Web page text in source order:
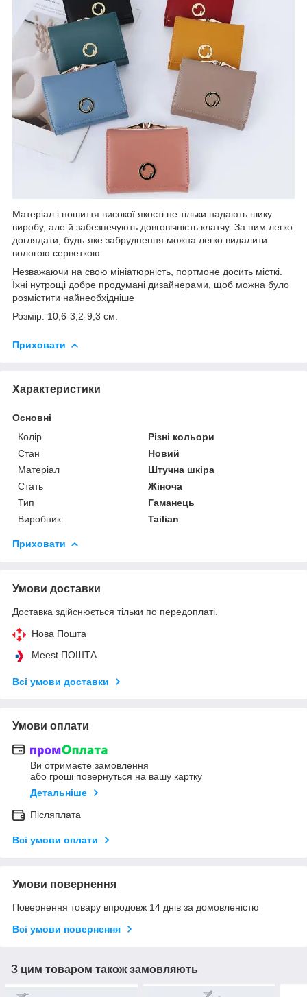
Матеріал і пошиття високої якості не тільки надають шику
виробу, але й забезпечують довговічність клатчу. За ним легко
доглядати, будь-яке забруднення можна легко видалити
вологою серветкою.
Незважаючи на свою мініатюрність, портмоне досить місткі.
Їхні нутрощі добре продумані дизайнерами, щоб можна було
розмістити найнеобхідніше
Розмір: 10,6-3,2-9,3 см.
Приховати
Характеристики
Основні
Колір
Різні кольори
Стан
Новий
Матеріал
Штучна шкіра
Стать
Жіноча
Тип
Гаманець
Виробник
Tailian
Приховати
Умови доставки
Доставка здійснюється тільки по передоплаті.
Нова Пошта
Meest ПОШТА
Всі умови доставки
Умови оплати
Ви отримаєте замовлення
або гроші повернуться на вашу картку
Детальніше
Післяплата
Всі умови оплати
Умови повернення
Повернення товару впродовж 14 днів за домовленістю
Всі умови повернення
З цим товаром також замовляють